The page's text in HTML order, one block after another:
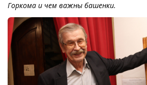
Горкома и чем важны башенки.